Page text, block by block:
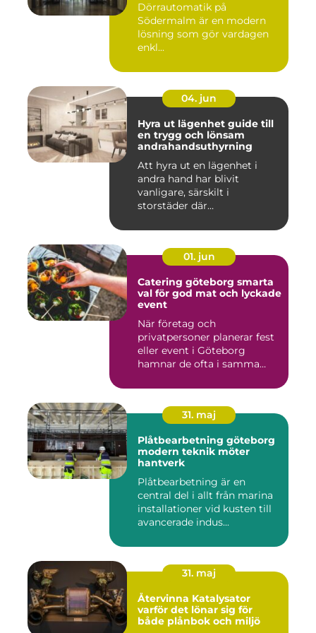
Dörrautomatik på
Södermalm är en modern
lösning som gör vardagen
enkl...
04. jun
Hyra ut lägenhet guide till
en trygg och lönsam
andrahandsuthyrning
Att hyra ut en lägenhet i
andra hand har blivit
vanligare, särskilt i
storstäder där
01. jun
Catering göteborg smarta
val för god mat och lyckade
event
När företag och
privatpersoner planerar fest
eller event i Göteborg
hamnar de ofta i samma
31. maj
Plåtbearbetning göteborg
modern teknik möter
hantverk
Plåtbearbetning är en
central del i allt från marina
installationer vid kusten till
avancerade indus...
31. maj
Återvinna Katalysator
varför det lönar sig för
både plånbok och miljö